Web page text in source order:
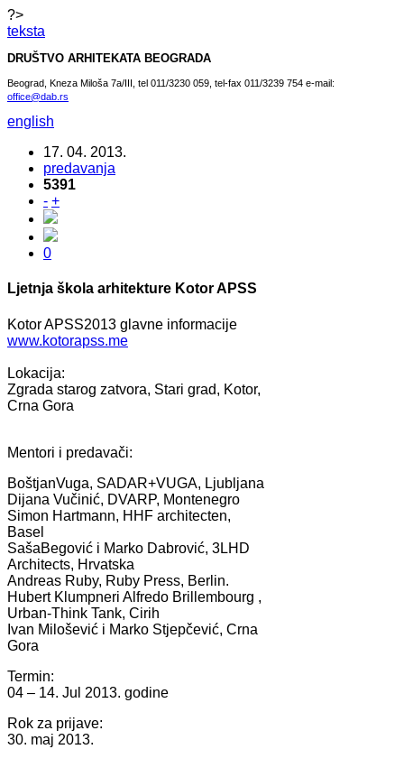
?>
teksta
DRUŠTVO ARHITEKATA BEOGRADA
Beograd, Kneza Miloša 7a/III, tel 011/3230 059, tel-fax 011/3239 754 e-mail:
office@dab.rs
english
17. 04. 2013.
predavanja
5391
- +
0
Ljetnja škola arhitekture Kotor APSS
Kotor APSS2013 glavne informacije
www.kotorapss.me
Lokacija:
Zgrada starog zatvora, Stari grad, Kotor,
Crna Gora
Mentori i predavači:
BoštjanVuga, SADAR+VUGA, Ljubljana
Dijana Vučinić, DVARP, Montenegro
Simon Hartmann, HHF architecten,
Basel
SašaBegović i Marko Dabrović, 3LHD
Architects, Hrvatska
Andreas Ruby, Ruby Press, Berlin.
Hubert Klumpneri Alfredo Brillembourg ,
Urban-Think Tank, Cirih
Ivan Milošević i Marko Stjepčević, Crna
Gora
Termin:
04 – 14. Jul 2013. godine
Rok za prijave:
30. maj 2013.